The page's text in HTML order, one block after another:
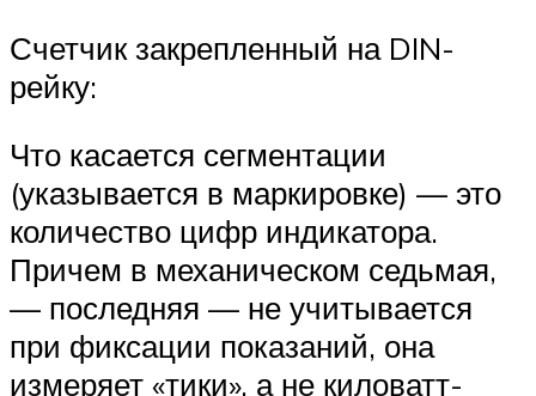
Счетчик закрепленный на DIN-
рейку:
Что касается сегментации
(указывается в маркировке) — это
количество цифр индикатора.
Причем в механическом седьмая,
— последняя — не учитывается
при фиксации показаний, она
измеряет «тики», а не киловатт-